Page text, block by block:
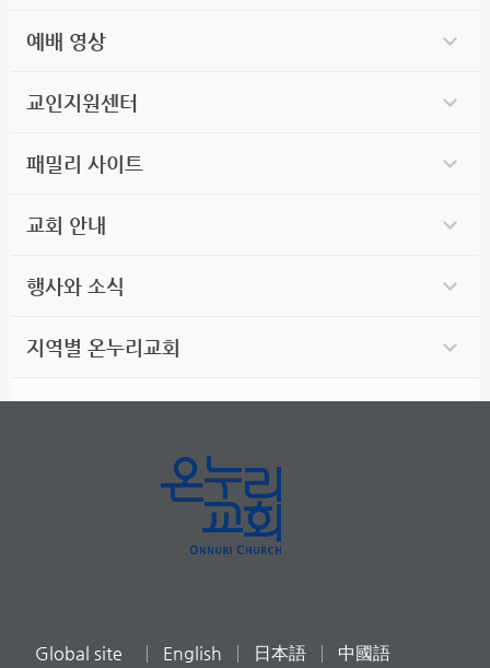
예배 영상
교인지원센터
패밀리 사이트
교회 안내
행사와 소식
지역별 온누리교회
Global site English 日本語 中國語